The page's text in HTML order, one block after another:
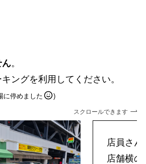
ん。
ングを利用してください。
に停めました )
スクロールできます
店員さ
店舗横の